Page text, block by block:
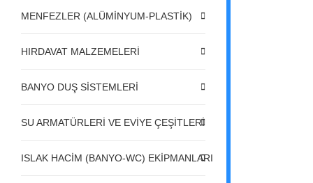
MENFEZLER (ALÜMİNYUM-PLASTİK)
HIRDAVAT MALZEMELERİ
BANYO DUŞ SİSTEMLERİ
SU ARMATÜRLERİ VE EVİYE ÇEŞİTLERİ
ISLAK HACİM (BANYO-WC) EKİPMANLARI